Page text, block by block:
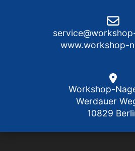
www.workshop-
Workshop-
Werdauer
10829